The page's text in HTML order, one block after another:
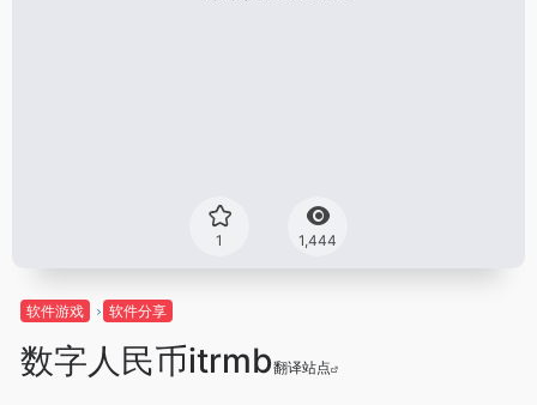
1 1,444
软件游戏 软件分享
数字人民币itrmb翻译站点